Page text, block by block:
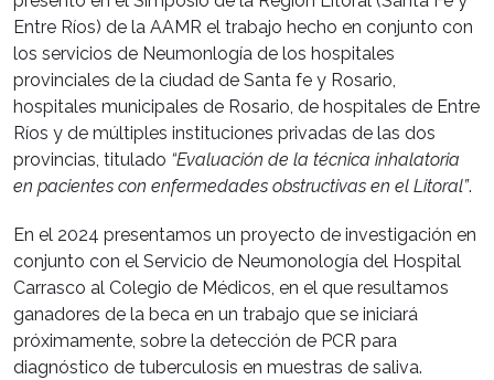
Entre Ríos) de la AAMR el trabajo hecho en conjunto con
los servicios de Neumonlogía de los hospitales
provinciales de la ciudad de Santa fe y Rosario,
hospitales municipales de Rosario, de hospitales de Entre
Ríos y de múltiples instituciones privadas de las dos
provincias, titulado “Evaluación de la técnica inhalatoria
en pacientes con enfermedades obstructivas en el Litoral”.
En el 2024 presentamos un proyecto de investigación en
conjunto con el Servicio de Neumonología del Hospital
Carrasco al Colegio de Médicos, en el que resultamos
ganadores de la beca en un trabajo que se iniciará
próximamente, sobre la detección de PCR para
diagnóstico de tuberculosis en muestras de saliva.